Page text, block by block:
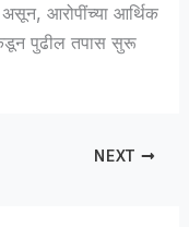
असून, आरोपींच्या आर्थिक
पुढील तपास सुरू
NEXT